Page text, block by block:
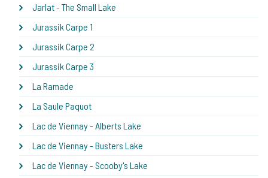
Jarlat - The Small Lake
Jurassik Carpe 1
Jurassik Carpe 2
Jurassik Carpe 3
La Ramade
La Saule Paquot
Lac de Viennay - Alberts Lake
Lac de Viennay - Busters Lake
Lac de Viennay - Scooby's Lake